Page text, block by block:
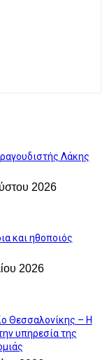
Λάκης
2026
και ηθοποιός
2026
Θεσσαλονίκης – Η
υπηρεσία της